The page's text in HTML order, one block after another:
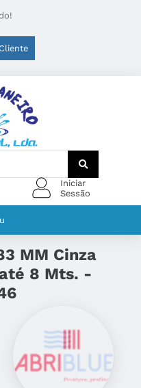
Iniciar
Sessão
MM Cinza
8 Mts. -